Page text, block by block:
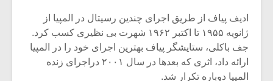
ادیف پیاف از طریق اجرای چندین رسیتال در المپیا از
ژانویه ۱۹۵۵ تا اکتبر ۱۹۶۲ شهرت بی نظیری کسب کرد.
جف باکلی، ستایشگر پیاف بهترین اجرای خود را در المپیا
ارائه داد، اثری که بعدها در سال ۲۰۰۱ دراجرای زنده
المپیا دوباره تکرار شد.